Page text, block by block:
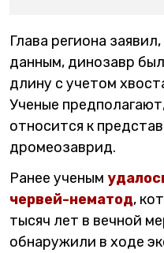
Глава региона
данным, динозавр
длину с учетом
Ученые
относится к
дромеозаврид.
Ранее ученым
червей-нематод,
тысяч лет в вечной
обнаружили в ходе